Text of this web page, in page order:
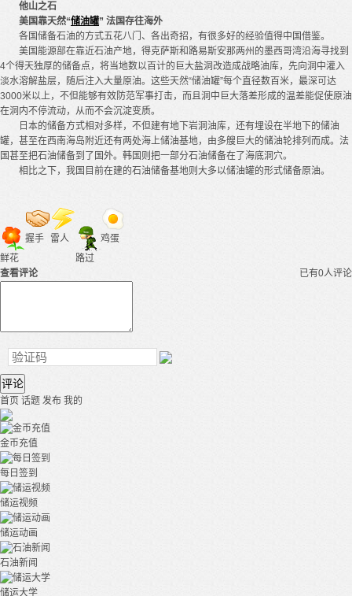
他山之石
美国靠天然“储油罐” 法国存往海外
各国储备石油的方式五花八门、各出奇招，有很多好的经验值得中国借鉴。
美国能源部在靠近石油产地，得克萨斯和路易斯安那两州的墨西哥湾沿海寻找到
4个得天独厚的储备点，将当地数以百计的巨大盐洞改造成战略油库，先向洞中灌入
淡水溶解盐层，随后注入大量原油。这些天然“储油罐”每个直径数百米，最深可达
3000米以上，不但能够有效防范军事打击，而且洞中巨大落差形成的温差能促使原油
在洞内不停流动，从而不会沉淀变质。
日本的储备方式相对多样，不但建有地下岩洞油库，还有埋设在半地下的储油
罐，甚至在西南海岛附近还有两处海上储油基地，由多艘巨大的储油轮排列而成。法
国甚至把石油储备到了国外。韩国则把一部分石油储备在了海底洞穴。
相比之下，我国目前在建的石油储备基地则大多以储油罐的形式储备原油。
鲜花
握手
雷人
路过
鸡蛋
已有0人评论
查看评论
评论
首页 话题 发布 我的
金币充值
每日签到
储运视频
储运动画
石油新闻
储运大学